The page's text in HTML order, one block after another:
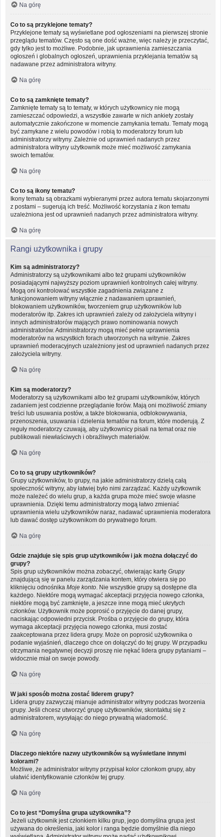
Na górę
Co to są przyklejone tematy?
Przyklejone tematy są wyświetlane pod ogłoszeniami na pierwszej stronie
przeglądu tematów. Często są one dość ważne, więc należy je przeczytać,
gdy tylko jest to możliwe. Podobnie, jak uprawnienia zamieszczania
ogłoszeń i globalnych ogłoszeń, uprawnienia przyklejania tematów są
nadawane przez administratora witryny.
Na górę
Co to są zamknięte tematy?
Zamknięte tematy są to tematy, w których użytkownicy nie mogą
zamieszczać odpowiedzi, a wszystkie zawarte w nich ankiety zostały
automatycznie zakończone w momencie zamykania tematu. Tematy mogą
być zamykane z wielu powodów i robią to moderatorzy forum lub
administratorzy witryny. Zależnie od uprawnień nadanych przez
administratora witryny użytkownik może mieć możliwość zamykania
swoich tematów.
Na górę
Co to są ikony tematu?
Ikony tematu są obrazkami wybieranymi przez autora tematu skojarzonymi
z postami – sugerują ich treść. Możliwość korzystania z ikon tematu
uzależniona jest od uprawnień nadanych przez administratora witryny.
Na górę
Rangi użytkownika i grupy
Kim są administratorzy?
Administratorzy są użytkownikami albo też grupami użytkowników
posiadającymi najwyższy poziom uprawnień kontrolnych całej witryny.
Mogą oni kontrolować wszystkie zagadnienia związane z
funkcjonowaniem witryny włącznie z nadawaniem uprawnień,
blokowaniem użytkowników, tworzeniem grup użytkowników lub
moderatorów itp. Zakres ich uprawnień zależy od założyciela witryny i
innych administratorów mających prawo nominowania nowych
administratorów. Administratorzy mogą mieć pełne uprawnienia
moderatorów na wszystkich forach utworzonych na witrynie. Zakres
uprawnień moderacyjnych uzależniony jest od uprawnień nadanych przez
założyciela witryny.
Na górę
Kim są moderatorzy?
Moderatorzy są użytkownikami albo też grupami użytkowników, których
zadaniem jest codzienne przeglądanie forów. Mają oni możliwość zmiany
treści lub usuwania postów, a także blokowania, odblokowywania,
przenoszenia, usuwania i dzielenia tematów na forum, które moderują. Z
reguły moderatorzy czuwają, aby użytkownicy pisali na temat oraz nie
publikowali niewłaściwych i obraźliwych materiałów.
Na górę
Co to są grupy użytkowników?
Grupy użytkowników, to grupy, na jakie administratorzy dzielą całą
społeczność witryny, aby łatwiej było nimi zarządzać. Każdy użytkownik
może należeć do wielu grup, a każda grupa może mieć swoje własne
uprawnienia. Dzięki temu administratorzy mogą łatwo zmieniać
uprawnienia wielu użytkowników naraz, nadawać uprawnienia moderatora
lub dawać dostęp użytkownikom do prywatnego forum.
Na górę
Gdzie znajduje się spis grup użytkowników i jak można dołączyć do
grupy?
Spis grup użytkowników można zobaczyć, otwierając kartę Grupy
znajdującą się w panelu zarządzania kontem, który otwiera się po
kliknięciu odnośnika Moje konto . Nie wszystkie grupy są dostępne dla
każdego. Niektóre mogą wymagać akceptacji przyjęcia nowego członka,
niektóre mogą być zamknięte, a jeszcze inne mogą mieć ukrytych
członków. Użytkownik może poprosić o przyjęcie do danej grupy,
naciskając odpowiedni przycisk. Prośba o przyjęcie do grupy, która
wymaga akceptacji przyjęcia nowego członka, musi zostać
zaakceptowana przez lidera grupy. Może on poprosić użytkownika o
podanie wyjaśnień, dlaczego chce on dołączyć do tej grupy. W przypadku
otrzymania negatywnej decyzji proszę nie nękać lidera grupy pytaniami –
widocznie miał on swoje powody.
Na górę
W jaki sposób można zostać liderem grupy?
Lidera grupy zazwyczaj mianuje administrator witryny podczas tworzenia
grupy. Jeśli chcesz utworzyć grupę użytkowników, skontaktuj się z
administratorem, wysyłając do niego prywatną wiadomość.
Na górę
Dlaczego niektóre nazwy użytkowników są wyświetlane innymi
kolorami?
Możliwe, że administrator witryny przypisał kolor członkom grupy, aby
ułatwić identyfikowanie członków tej grupy.
Na górę
Co to jest “Domyślna grupa użytkownika”?
Jeżeli użytkownik jest członkiem kilku grup, jego domyślna grupa jest
używana do określenia, jaki kolor i ranga będzie domyślnie dla niego